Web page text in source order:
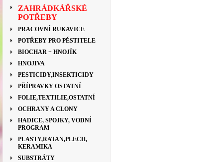
ZAHRÁDKÁŘSKÉ
POTŘEBY
PRACOVNÍ RUKAVICE
POTŘEBY PRO PĚSTITELE
BIOCHAR + HNOJÍK
HNOJIVA
PESTICIDY,INSEKTICIDY
PŘÍPRAVKY OSTATNÍ
FOLIE,TEXTILIE,OSTATNÍ
OCHRANY A CLONY
HADICE, SPOJKY, VODNÍ
PROGRAM
PLASTY,RATAN,PLECH,
KERAMIKA
SUBSTRÁTY